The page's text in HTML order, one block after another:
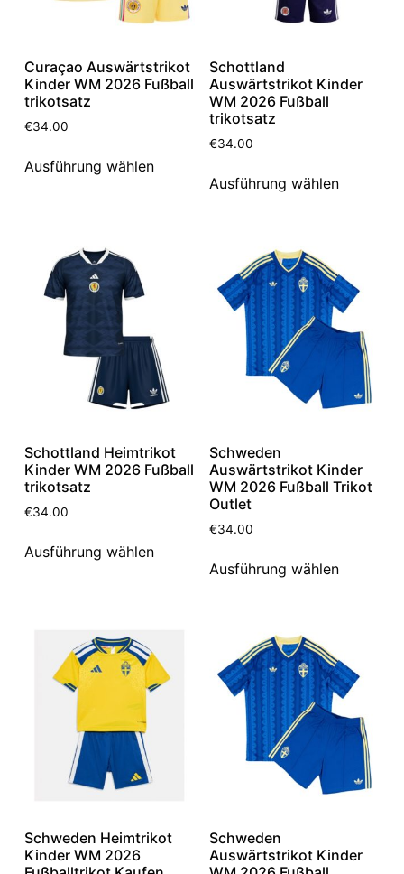
Curaçao Auswärtstrikot
Kinder WM 2026 Fußball
trikotsatz
€34.00
Ausführung wählen
Schottland
Auswärtstrikot Kinder
WM 2026 Fußball
trikotsatz
€34.00
Ausführung wählen
Schottland Heimtrikot
Kinder WM 2026 Fußball
trikotsatz
€34.00
Ausführung wählen
Schweden
Auswärtstrikot Kinder
WM 2026 Fußball Trikot
Outlet
€34.00
Ausführung wählen
Schweden Heimtrikot
Kinder WM 2026
Schweden
Auswärtstrikot Kinder